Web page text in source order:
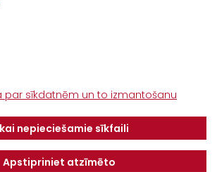
LV-3043
par sīkdatnēm un to izmantošanu
nepieciešamie sīkfaili
Apstipriniet atzīmēto